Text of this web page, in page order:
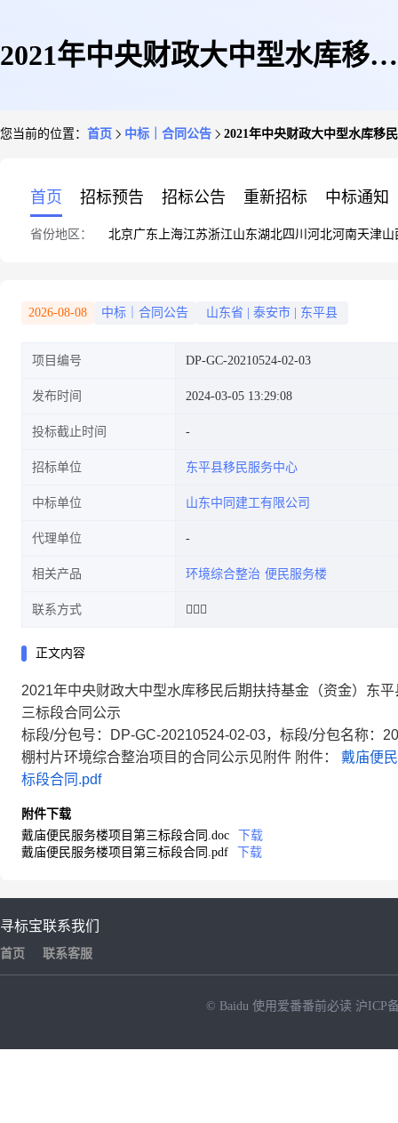
2021年中央财政大中型水库移民
(便民服务楼)等4个项目第三标
段合同公示
您当前的位置： 首页 中标｜合同公告 2021年中央财政大中型水库移
首页 招标预告 招标公告 重新招标 中标通知
省份地区： 北京广东 上海江苏浙江山东湖北四川 河北河南天津山
2026-08-08 中标｜合同公告 山东省 泰安市 东平县
项目编号 DP-GC-20210524-02-03
发布时间 2024-03-05 13:29:08
投标截止时间
招标单位 东平县移民服务中心
中标单位 山东中同建工有限公司
代理单位
相关产品 环境综合整治 便民服务楼
联系方式 ：
正文内容
2021年中央财政大中型水库移民后期扶持基金（资金）东
三标段合同公示
标段/分包号：DP-GC-20210524-02-03，标段/分包名称：
棚村片环境综合整治项目的合同公示见附件 附件： 戴庙便
标段合同.pdf
附件下载
戴庙便民服务楼项目第三标段合同.doc
下载
戴庙便民服务楼项目第三标段合同.pdf
下载
寻标宝
首页
联系我们
联系客服
© Baidu 使用爱番番前必读 沪ICP